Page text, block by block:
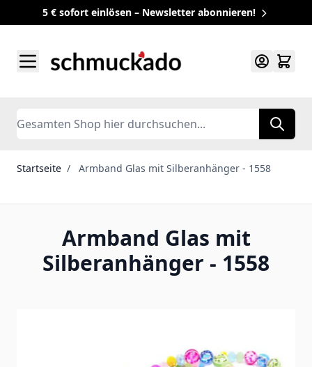
5 € sofort einlösen – Newsletter abonnieren!
Search
Startseite / Armband Glas mit Silberanhänger - 1558
Armband Glas mit
Silberanhänger - 1558